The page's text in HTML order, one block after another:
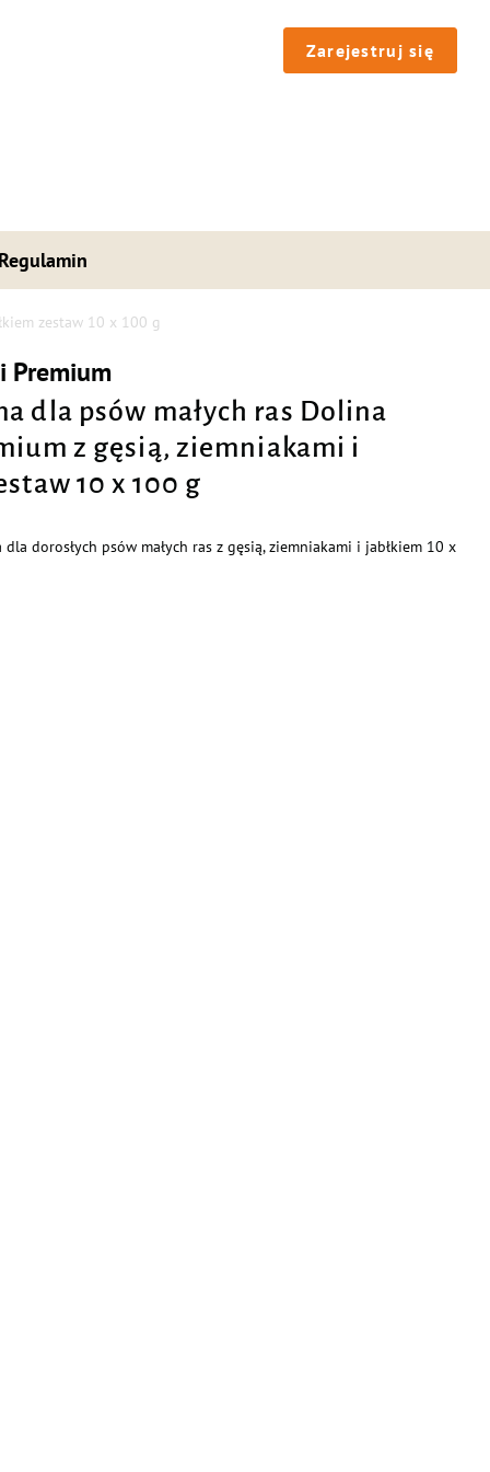
Zarejestruj się
Regulamin
zestaw 10 x 100 g
Premium
dla psów małych ras Dolina
z gęsią, ziemniakami i
10 x 100 g
dla dorosłych psów małych ras z gęsią, ziemniakami i jabłkiem 10 x